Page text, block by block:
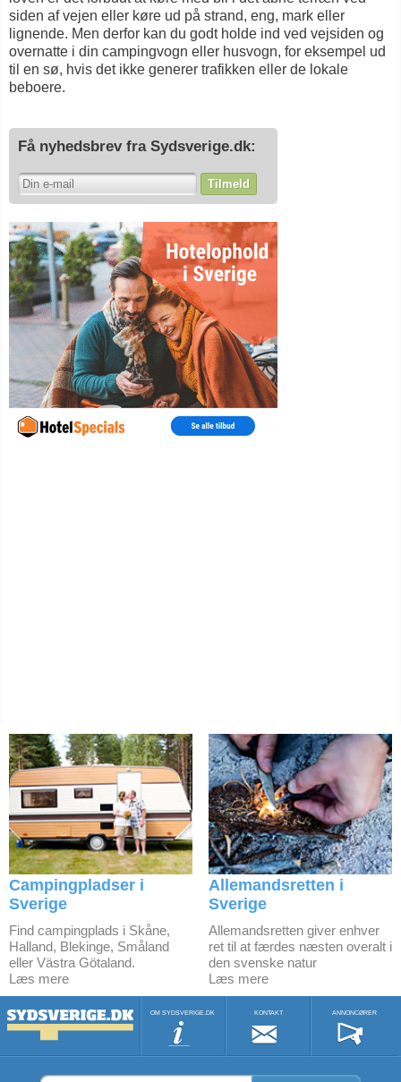
siden af vejen eller køre ud på strand, eng, mark eller
lignende. Men derfor kan du godt holde ind ved vejsiden og
overnatte i din campingvogn eller husvogn, for eksempel ud
til en sø, hvis det ikke generer trafikken eller de lokale
beboere.
Få nyhedsbrev fra Sydsverige.dk:
Tilmeld
Campingpladser i
Sverige
Find campingplads i Skåne,
Halland, Blekinge, Småland
eller Västra Götaland.
Læs mere
Allemandsretten i
Sverige
Allemandsretten giver enhver
ret til at færdes næsten overalt i
den svenske natur
Læs mere
OM SYDSVERIGE.DK KONTAKT ANNONCØRER